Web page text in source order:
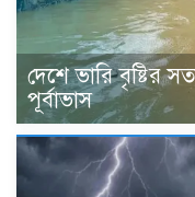
দেশে ভারি বৃষ্টির
পূর্বাভাস